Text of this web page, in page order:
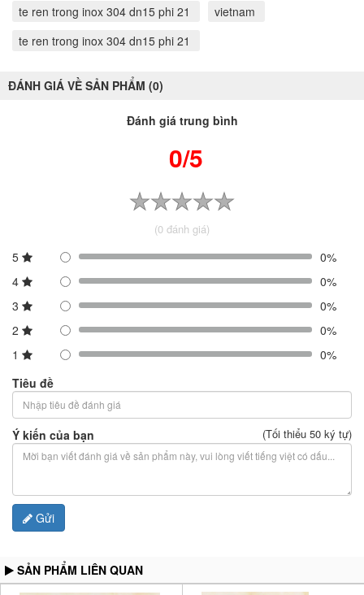
te ren trong inox 304 dn15 phi 21
vietnam
te ren trong inox 304 dn15 phi 21
ĐÁNH GIÁ VỀ SẢN PHẨM (0)
Đánh giá trung bình
0/5
(0 đánh giá)
5
0%
4
0%
3
0%
2
0%
1
0%
Tiêu đề
Ý kiến của bạn (Tối thiểu 50 ký tự)
Gửi
SẢN PHẨM LIÊN QUAN